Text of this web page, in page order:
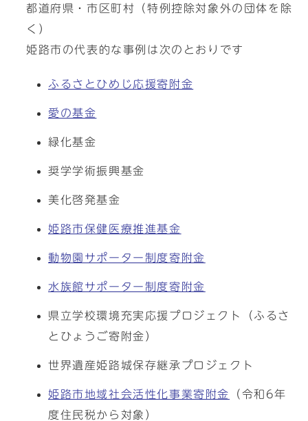
都道府県・市区町村（特例控除対象外の団体を除
く）
姫路市の代表的な事例は次のとおりです
ふるさとひめじ応援寄附金
愛の基金
緑化基金
奨学学術振興基金
美化啓発基金
姫路市保健医療推進基金
動物園サポーター制度寄附金
水族館サポーター制度寄附金
県立学校環境充実応援プロジェクト（ふるさ
とひょうご寄附金）
世界遺産姫路城保存継承プロジェクト
姫路市地域社会活性化事業寄附金
（令和6年
度住民税から対象）